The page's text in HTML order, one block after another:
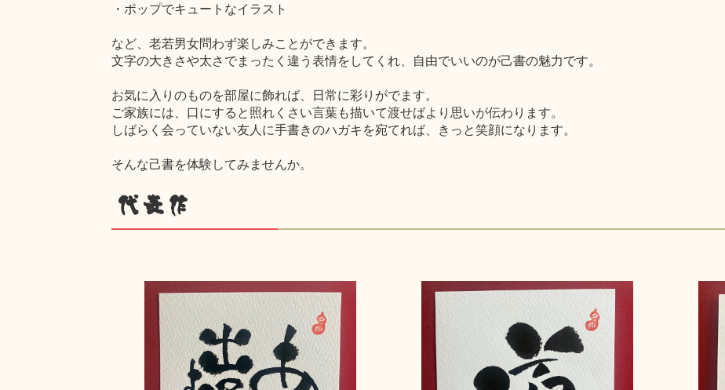
・ポップでキュートなイラスト
など、老若男女問わず楽しみことができます。
文字の大きさや太さでまったく違う表情をしてくれ、自由でいいのが己書の魅力です。
お気に入りのものを部屋に飾れば、日常に彩りがでます。
ご家族には、口にすると照れくさい言葉も描いて渡せばより思いが伝わります。
しばらく会っていない友人に手書きのハガキを宛てれば、きっと笑顔になります。
そんな己書を体験してみませんか。
代表作